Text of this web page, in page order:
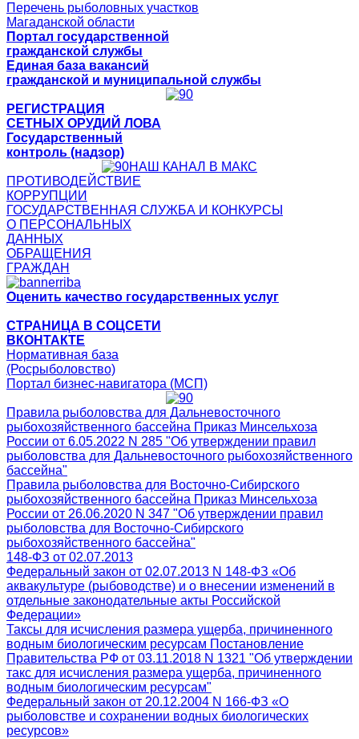
Перечень рыболовных участков
Магаданской области
Портал государственной
гражданской службы
Единая база вакансий
гражданской и муниципальной службы
РЕГИСТРАЦИЯ
СЕТНЫХ ОРУДИЙ ЛОВА
Государственный
контроль (надзор)
НАШ КАНАЛ В МАКС
ПРОТИВОДЕЙСТВИЕ
КОРРУПЦИИ
ГОСУДАРСТВЕННАЯ СЛУЖБА И КОНКУРСЫ
О ПЕРСОНАЛЬНЫХ
ДАННЫХ
ОБРАЩЕНИЯ
ГРАЖДАН
Оценить качество государственных услуг
СТРАНИЦА В СОЦСЕТИ
ВКОНТАКТЕ
Нормативная база
(Росрыболовство)
Портал бизнес-навигатора (МСП)
Правила рыболовства для Дальневосточного
рыбохозяйственного бассейна Приказ Минсельхоза
России от 6.05.2022 N 285 "Об утверждении правил
рыболовства для Дальневосточного рыбохозяйственного
бассейна"
Правила рыболовства для Восточно-Сибирского
рыбохозяйственного бассейна Приказ Минсельхоза
России от 26.06.2020 N 347 "Об утверждении правил
рыболовства для Восточно-Сибирского
рыбохозяйственного бассейна"
148-ФЗ от 02.07.2013
Федеральный закон от 02.07.2013 N 148-ФЗ «Об
аквакультуре (рыбоводстве) и о внесении изменений в
отдельные законодательные акты Российской
Федерации»
Таксы для исчисления размера ущерба, причиненного
водным биологическим ресурсам Постановление
Правительства РФ от 03.11.2018 N 1321 "Об утверждении
такс для исчисления размера ущерба, причиненного
водным биологическим ресурсам"
Федеральный закон от 20.12.2004 N 166-ФЗ «О
рыболовстве и сохранении водных биологических
ресурсов»